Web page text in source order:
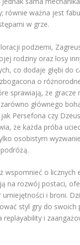
równie ważna jest
w grze.
podziemi,
rodziny oraz losy
co dodaje głębi do
o
sprawiają, że gracze
głównego
Persefona czy
że każda próba
osobistym
wspomnieć o licznych
na rozwój postaci,
umiejętności i broni.
styl gry do swoich
replayability i